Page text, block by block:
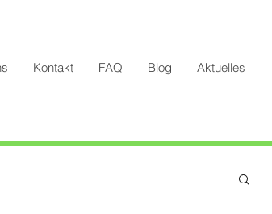
Kontakt FAQ Blog Aktuelles